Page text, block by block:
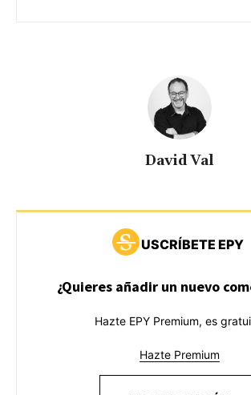
David Val
USCRÍBETE EPY
¿Quieres añadir un nuevo
Hazte EPY Premium, es
Hazte Premium